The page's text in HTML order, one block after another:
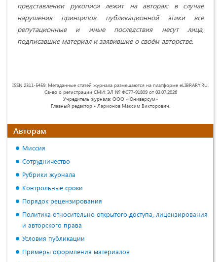
представлении рукописи лежит на авторах: в случае
нарушения принципов публикационной этики все
репутационные и иные последствия несут лица,
подписавшие материал и заявившие о своём авторстве.
ISSN 2311-5459. Метаданные статей журнала размещаются на платформе eLIBRARY.RU.
Св-во о регистрации СМИ: ЭЛ № ФС77-91809 от 03.07.2026
Учредитель журнала: ООО «Юниверсум»
Главный редактор - Ларионов Максим Викторович.
Авторам
Миссия
Сотрудничество
Рубрики журнала
Контрольные сроки
Порядок рецензирования
Политика относительно открытого доступа, лицензирования
и авторского права
Условия публикации
Примеры оформления материалов